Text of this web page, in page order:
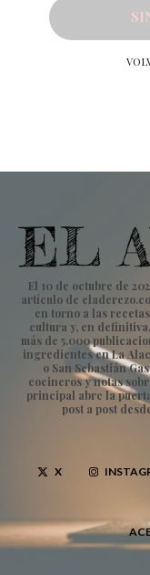
El 10 de octubre de
artículo de
en torno a las
cultura y, en
más de 5.000
ingredientes en La
o San Sebastián
cocineros y notas
principal abre la
post a post
X